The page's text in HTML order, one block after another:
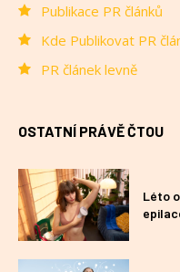
Publikace PR článků
Kde Publikovat PR
PR článek levně
OSTATNÍ PRÁVĚ ČTOU
Léto